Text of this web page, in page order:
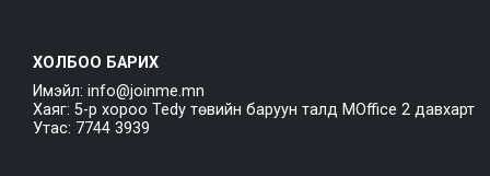
ХОЛБОО БАРИХ
Имэйл: info@joinme.mn
Хаяг: 5-р хороо Tedy төвийн баруун талд MOffice 2 давхарт
Утас: 7744 3939